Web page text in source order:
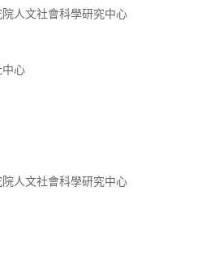
人文社會科學研究中心
心
人文社會科學研究中心